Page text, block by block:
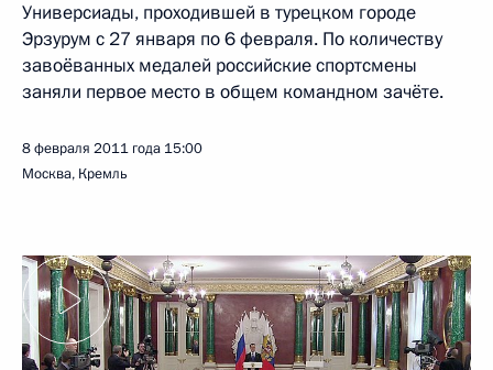
Универсиады, проходившей в турецком городе
Эрзурум с 27 января по 6 февраля. По количеству
завоёванных медалей российские спортсмены
заняли первое место в общем командном зачёте.
8 февраля 2011 года 15:00
Москва, Кремль